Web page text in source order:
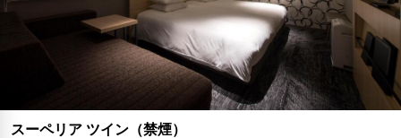
スーペリア ツイン（禁煙）